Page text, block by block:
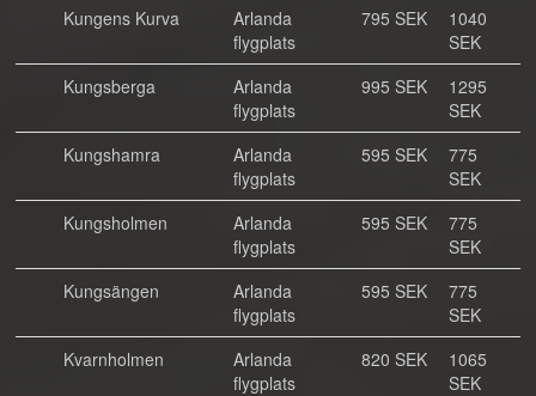
Kungens Kurva
Arlanda
flygplats
795 SEK
1040
SEK
Kungsberga
Arlanda
flygplats
995 SEK
1295
SEK
Kungshamra
Arlanda
flygplats
595 SEK
775
SEK
Kungsholmen
Arlanda
flygplats
595 SEK
775
SEK
Kungsängen
Arlanda
flygplats
595 SEK
775
SEK
Kvarnholmen
Arlanda
flygplats
820 SEK
1065
SEK